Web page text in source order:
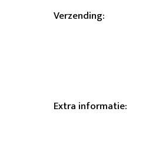
Verzending:
Extra informatie: